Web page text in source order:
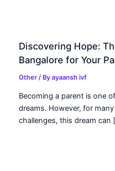
Discovering Hope:
Bangalore for Your
Other / Byayaansh ivf
Becoming a parent is one
dreams. However, for
challenges, this dream can